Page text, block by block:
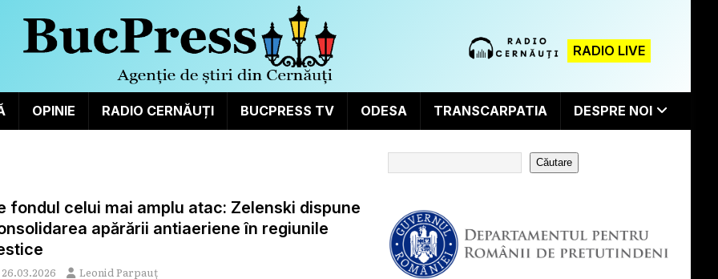
RADIO LIVE
OPINIE RADIO CERNĂUȚI BUCPRESS TV ODESA TRANSCARPATIA DESPRE NOI
fondul celui mai amplu atac: Zelenski dispune
apărării antiaeriene în regiunile
26.03.2026 Leonid Parpauț
Căutare